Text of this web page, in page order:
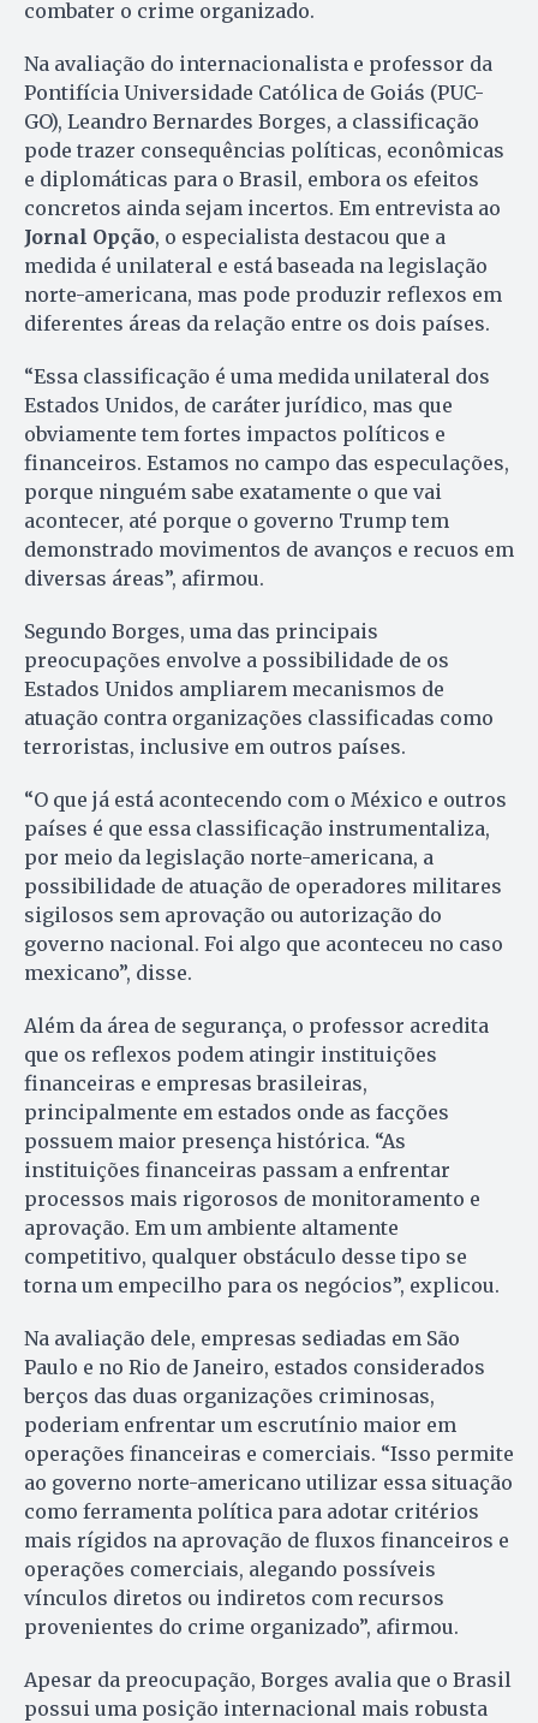
combater o crime organizado.
Na avaliação do internacionalista e professor da
Pontifícia Universidade Católica de Goiás (PUC-
GO), Leandro Bernardes Borges, a classificação
pode trazer consequências políticas, econômicas
e diplomáticas para o Brasil, embora os efeitos
concretos ainda sejam incertos. Em entrevista ao
Jornal Opção, o especialista destacou que a
medida é unilateral e está baseada na legislação
norte-americana, mas pode produzir reflexos em
diferentes áreas da relação entre os dois países.
“Essa classificação é uma medida unilateral dos
Estados Unidos, de caráter jurídico, mas que
obviamente tem fortes impactos políticos e
financeiros. Estamos no campo das especulações,
porque ninguém sabe exatamente o que vai
acontecer, até porque o governo Trump tem
demonstrado movimentos de avanços e recuos em
diversas áreas”, afirmou.
Segundo Borges, uma das principais
preocupações envolve a possibilidade de os
Estados Unidos ampliarem mecanismos de
atuação contra organizações classificadas como
terroristas, inclusive em outros países.
“O que já está acontecendo com o México e outros
países é que essa classificação instrumentaliza,
por meio da legislação norte-americana, a
possibilidade de atuação de operadores militares
sigilosos sem aprovação ou autorização do
governo nacional. Foi algo que aconteceu no caso
mexicano”, disse.
Além da área de segurança, o professor acredita
que os reflexos podem atingir instituições
financeiras e empresas brasileiras,
principalmente em estados onde as facções
possuem maior presença histórica. “As
instituições financeiras passam a enfrentar
processos mais rigorosos de monitoramento e
aprovação. Em um ambiente altamente
competitivo, qualquer obstáculo desse tipo se
torna um empecilho para os negócios”, explicou.
Na avaliação dele, empresas sediadas em São
Paulo e no Rio de Janeiro, estados considerados
berços das duas organizações criminosas,
poderiam enfrentar um escrutínio maior em
operações financeiras e comerciais. “Isso permite
ao governo norte-americano utilizar essa situação
como ferramenta política para adotar critérios
mais rígidos na aprovação de fluxos financeiros e
operações comerciais, alegando possíveis
vínculos diretos ou indiretos com recursos
provenientes do crime organizado”, afirmou.
Apesar da preocupação, Borges avalia que o Brasil
possui uma posição internacional mais robusta